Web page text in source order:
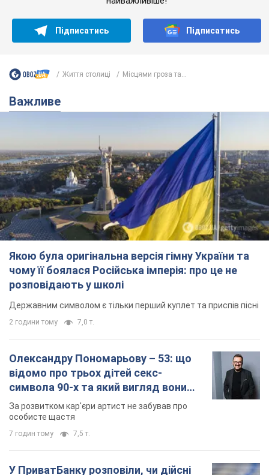
Підписатись Підписатись
Життя столиці Місцями гроза та...
Важливе
Якою була оригінальна версія гімну України та
чому її боялася Російська імперія: про це не
розповідають у школі
Державним символом є тільки перший куплет та приспів пісні
2 години тому 7,0 т.
Олександру Пономарьову – 53: що
відомо про трьох дітей секс-
символа 90-х та який вигляд вони
мають
За розвитком кар'єри артист не забував про
особисте щастя
7 годин тому 7,5 т.
У ПриватБанку розповіли, чи дійсні